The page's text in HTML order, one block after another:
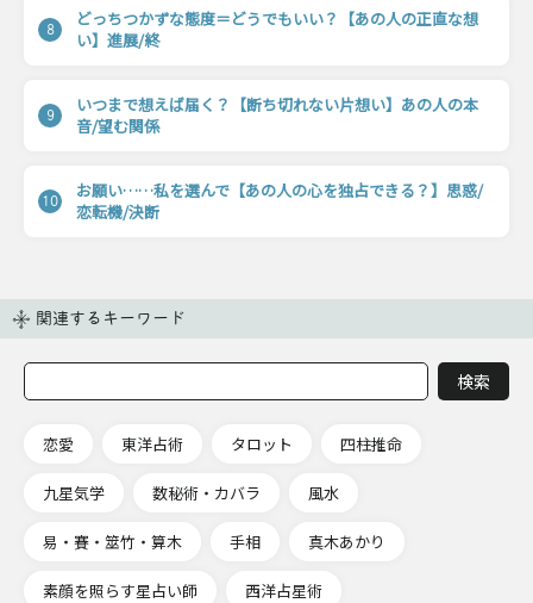
8
どっちつかずな態度＝どうでもいい？【あの人の正直な想
い】進展/終
9
いつまで想えば届く？【断ち切れない片想い】あの人の本
音/望む関係
10
お願い……私を選んで【あの人の心を独占できる？】思惑/
恋転機/決断
関連するキーワード
恋愛 東洋占術 タロット 四柱推命
九星気学 数秘術・カバラ 風水
易・賽・筮竹・算木 手相 真木あかり
素顔を照らす星占い師 西洋占星術